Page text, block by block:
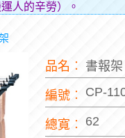
人的辛勞）。
品名︰ 書報
編號︰ CP-
總寬︰ 62